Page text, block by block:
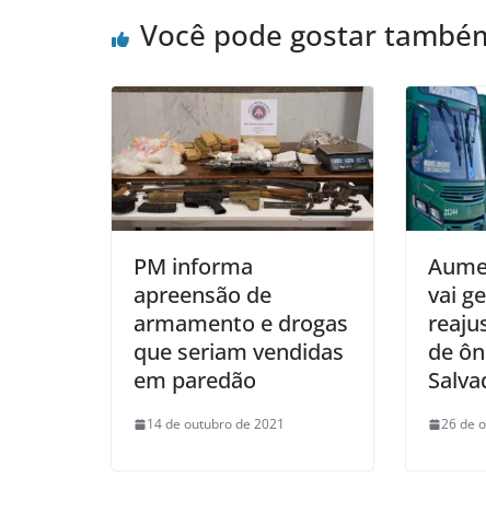
Você pode gostar
PM informa
apreensão de
armamento e drogas
que seriam vendidas
em paredão
14 de outubro de 2021
vai
de
26 de